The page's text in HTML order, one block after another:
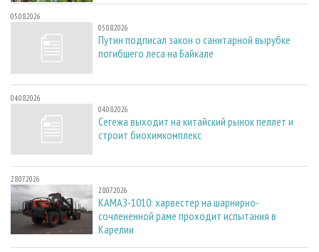
05.08.2026
05.08.2026
Путин подписал закон о санитарной вырубке
погибшего леса на Байкале
04.08.2026
04.08.2026
Сегежа выходит на китайский рынок пеллет и
строит биохимкомплекс
28.07.2026
28.07.2026
КАМАЗ-1010: харвестер на шарнирно-
сочлененной раме проходит испытания в
Карелии